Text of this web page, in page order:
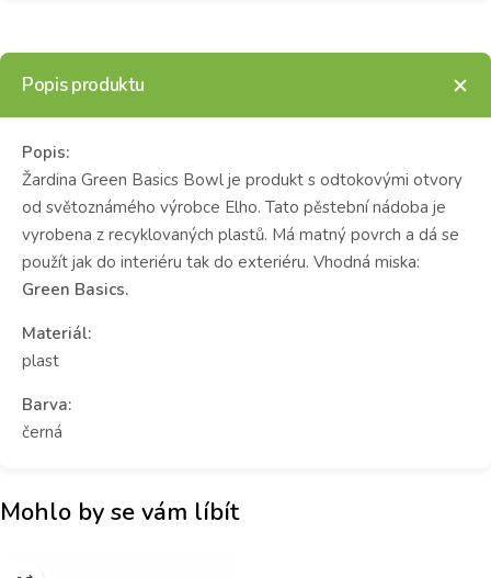
Popis produktu
Popis:
Žardina Green Basics Bowl je produkt s odtokovými otvory
od světoznámého výrobce Elho. Tato pěstební nádoba je
vyrobena z recyklovaných plastů. Má matný povrch a dá se
použít jak do interiéru tak do exteriéru. Vhodná miska:
Green Basics.
Materiál:
plast
Barva:
černá
Mohlo by se vám líbít